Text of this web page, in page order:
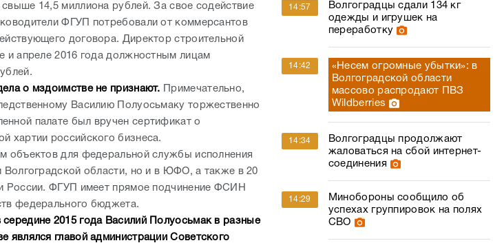
14,5 миллиона рублей. За свое содействие
ФГУП потребовали от коммерсантов
договора. Директор строительной
и апреле 2016 года должностным лицам
о мздоимстве не признают. Примечательно,
Василию Полуосьмаку торжественно
палате был вручен сертификат о
хартии российского бизнеса.
объектов для федеральной службы исполнения
Волгоградской области, но и в ЮФО, а также в 20
России. ФГУП имеет прямое подчинение ФСИН
федерального бюджета.
2015 года Василий Полуосьмак в разные
являлся главой администрации Советского
14:57
Волгоградцы сдали 134 кг
одежды и игрушек на
переработку
14:42
«Несем огромные убытки»: в
Волгоградской области
массово распродают ПВЗ
Wildberries
14:34
Волгоградцы продолжают
жаловаться на сбой интернет-
соединения
14:29
Минобороны сообщило об
успехах группировок на полях
СВО